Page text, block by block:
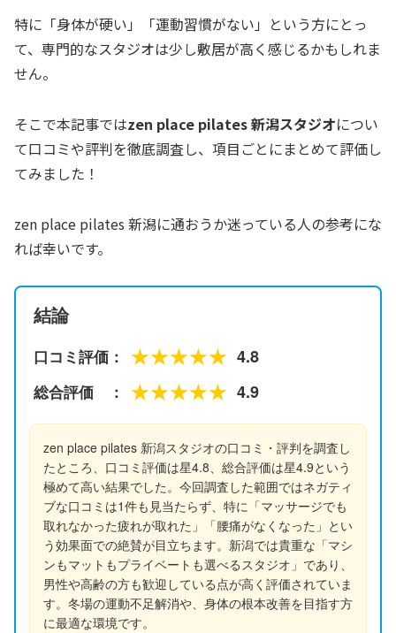
特に「身体が硬い」「運動習慣がない」という方にとっ
て、専門的なスタジオは少し敷居が高く感じるかもしれま
せん。
そこで本記事ではzen place pilates 新潟スタジオについ
て口コミや評判を徹底調査し、項目ごとにまとめて評価し
てみました！
zen place pilates 新潟に通おうか迷っている人の参考にな
れば幸いです。
結論
口コミ評価： ★★★★★ 4.8
総合評価 ： ★★★★★ 4.9
zen place pilates 新潟スタジオの口コミ・評判を調査し
たところ、口コミ評価は星4.8、総合評価は星4.9という
極めて高い結果でした。今回調査した範囲ではネガティ
ブな口コミは1件も見当たらず、特に「マッサージでも
取れなかった疲れが取れた」「腰痛がなくなった」とい
う効果面での絶賛が目立ちます。新潟では貴重な「マシ
ンもマットもプライベートも選べるスタジオ」であり、
男性や高齢の方も歓迎している点が高く評価されていま
す。冬場の運動不足解消や、身体の根本改善を目指す方
に最適な環境です。